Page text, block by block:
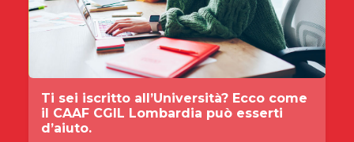
Ti sei iscritto all’Università? Ecco come
il CAAF CGIL Lombardia può esserti
d’aiuto.